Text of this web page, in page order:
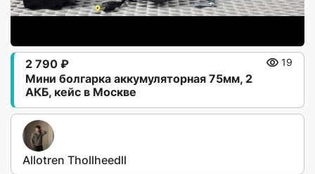
Мини болгарка аккумуляторная 75мм, 2
АКБ, кейс в Москве
2 790 ₽ 19
Allotren Thollheedll